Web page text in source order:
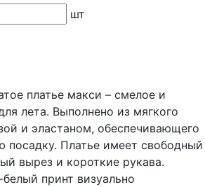
шт
платье макси – смелое и
лета. Выполнено из мягкого
и эластаном, обеспечивающего
Платье имеет свободный
вырез и короткие рукава.
принт визуально